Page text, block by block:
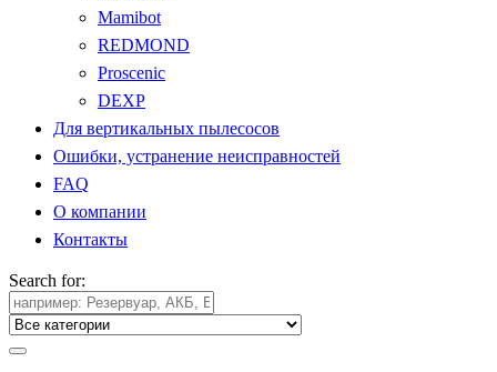
Mamibot
REDMOND
Proscenic
DEXP
Для вертикальных пылесосов
Ошибки, устранение неисправностей
FAQ
О компании
Контакты
Search for: